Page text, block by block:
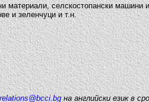
материали, селскостопански машини
и зеленчуци и т.н.
на английски език в